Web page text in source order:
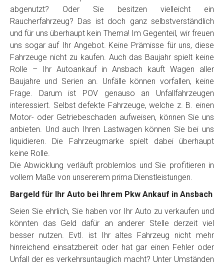
Telefon *
Email
PLZ und Ort
Foto Nr. 1
Foto Nr. 2
Foto Nr. 3
Sonstiges
abgenutzt? Oder Sie besitzen vielleicht ein
Raucherfahrzeug? Das ist doch ganz selbstverständlich
und für uns überhaupt kein Thema! Im Gegenteil, wir freuen
uns sogar auf Ihr Angebot. Keine Prämisse für uns, diese
Fahrzeuge nicht zu kaufen. Auch das Baujahr spielt keine
Rolle – Ihr Autoankauf in Ansbach kauft Wagen aller
Baujahre und Serien an. Unfälle können vorfallen, keine
Frage. Darum ist POV genauso an Unfallfahrzeugen
interessiert. Selbst defekte Fahrzeuge, welche z. B. einen
Motor- oder Getriebeschaden aufweisen, können Sie uns
anbieten. Und auch Ihren Lastwagen können Sie bei uns
liquidieren. Die Fahrzeugmarke spielt dabei überhaupt
keine Rolle.
Die Abwicklung verläuft problemlos und Sie profitieren in
vollem Maße von unsererem prima Dienstleistungen.
Bargeld für Ihr Auto bei Ihrem Pkw Ankauf in Ansbach
Seien Sie ehrlich, Sie haben vor Ihr Auto zu verkaufen und
könnten das Geld dafür an anderer Stelle derzeit viel
besser nutzen. Evtl. ist Ihr altes Fahrzeug nicht mehr
hinreichend einsatzbereit oder hat gar einen Fehler oder
Unfall der es verkehrsuntauglich macht? Unter Umständen